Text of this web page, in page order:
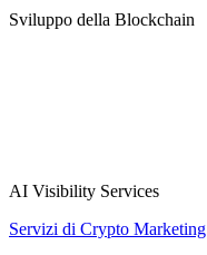
Sviluppo della Blockchain
AI Visibility Services
Servizi di Crypto Marketing